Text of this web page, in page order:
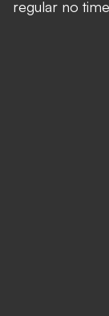
regular no